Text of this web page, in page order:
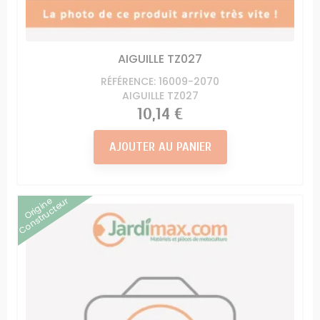
AIGUILLE TZ027
RÉFÉRENCE: 16009-2070
AIGUILLE TZ027
Prix
10,14 €
AJOUTER AU PANIER
Origine
Constructeur